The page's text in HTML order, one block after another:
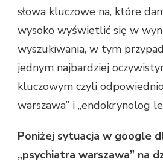
słowa kluczowe na, które
wysoko wyświetlić się w
wyszukiwania, w tym
jednym najbardziej
kluczowym czyli
warszawa” i „endokrynolog
Poniżej sytuacja w google
„psychiatra warszawa” na